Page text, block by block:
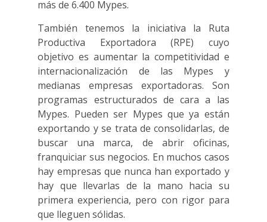
más de 6.400 Mypes.
También tenemos la iniciativa la Ruta
Productiva Exportadora (RPE) cuyo
objetivo es aumentar la competitividad e
internacionalización de las Mypes y
medianas empresas exportadoras. Son
programas estructurados de cara a las
Mypes. Pueden ser Mypes que ya están
exportando y se trata de consolidarlas, de
buscar una marca, de abrir oficinas,
franquiciar sus negocios. En muchos casos
hay empresas que nunca han exportado y
hay que llevarlas de la mano hacia su
primera experiencia, pero con rigor para
que lleguen sólidas.